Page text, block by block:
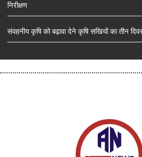
निरीक्षण
संवहनीय कृषि को बढ़ावा देने कृषि सखियों का तीन